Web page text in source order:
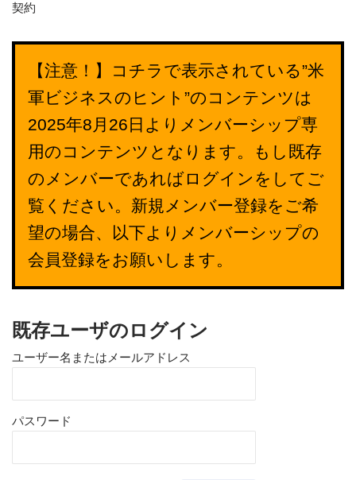
契約
【注意！】コチラで表示されている”米
軍ビジネスのヒント”のコンテンツは
2025年8月26日よりメンバーシップ専
用のコンテンツとなります。もし既存
のメンバーであればログインをしてご
覧ください。新規メンバー登録をご希
望の場合、以下よりメンバーシップの
会員登録をお願いします。
既存ユーザのログイン
ユーザー名またはメールアドレス
パスワード